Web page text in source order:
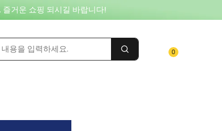
거운 쇼핑 되시길 바랍니다!
0